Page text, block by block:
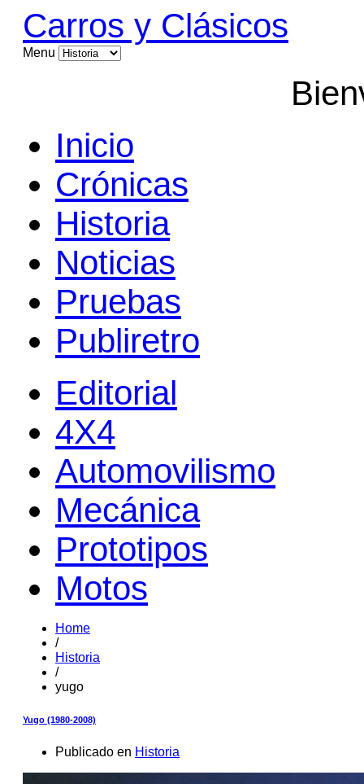
Carros y Clásicos
Menu
Inicio
Crónicas
Historia
Noticias
Pruebas
Publiretro
Editorial
4X4
Automovilismo
Mecánica
Prototipos
Motos
Home
/
Historia
/
yugo
Yugo (1980-2008)
Publicado en Historia